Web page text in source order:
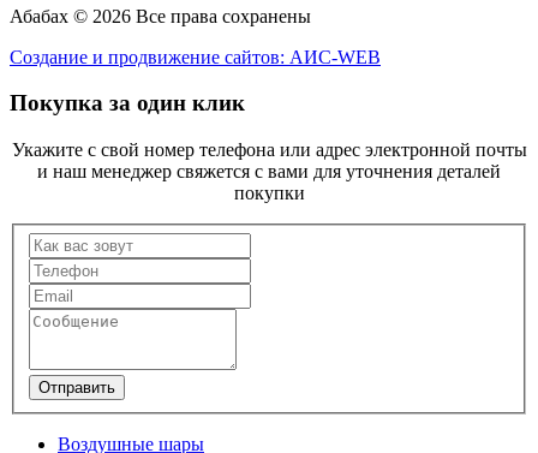
Абабах © 2026 Все права сохранены
Создание и продвижение сайтов: АИС-WEB
Покупка за один клик
Укажите с свой номер телефона или адрес электронной почты
и наш менеджер свяжется с вами для уточнения деталей
покупки
Отправить
Воздушные шары